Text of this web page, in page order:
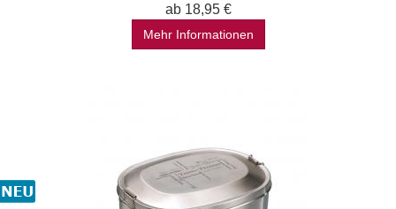
ab 18,95 €
Mehr Informationen